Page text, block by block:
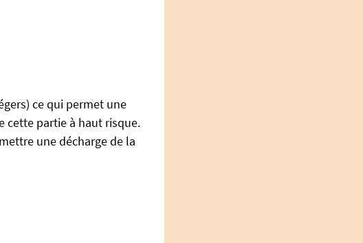
ce qui permet une
cette partie à haut risque.
une décharge de la